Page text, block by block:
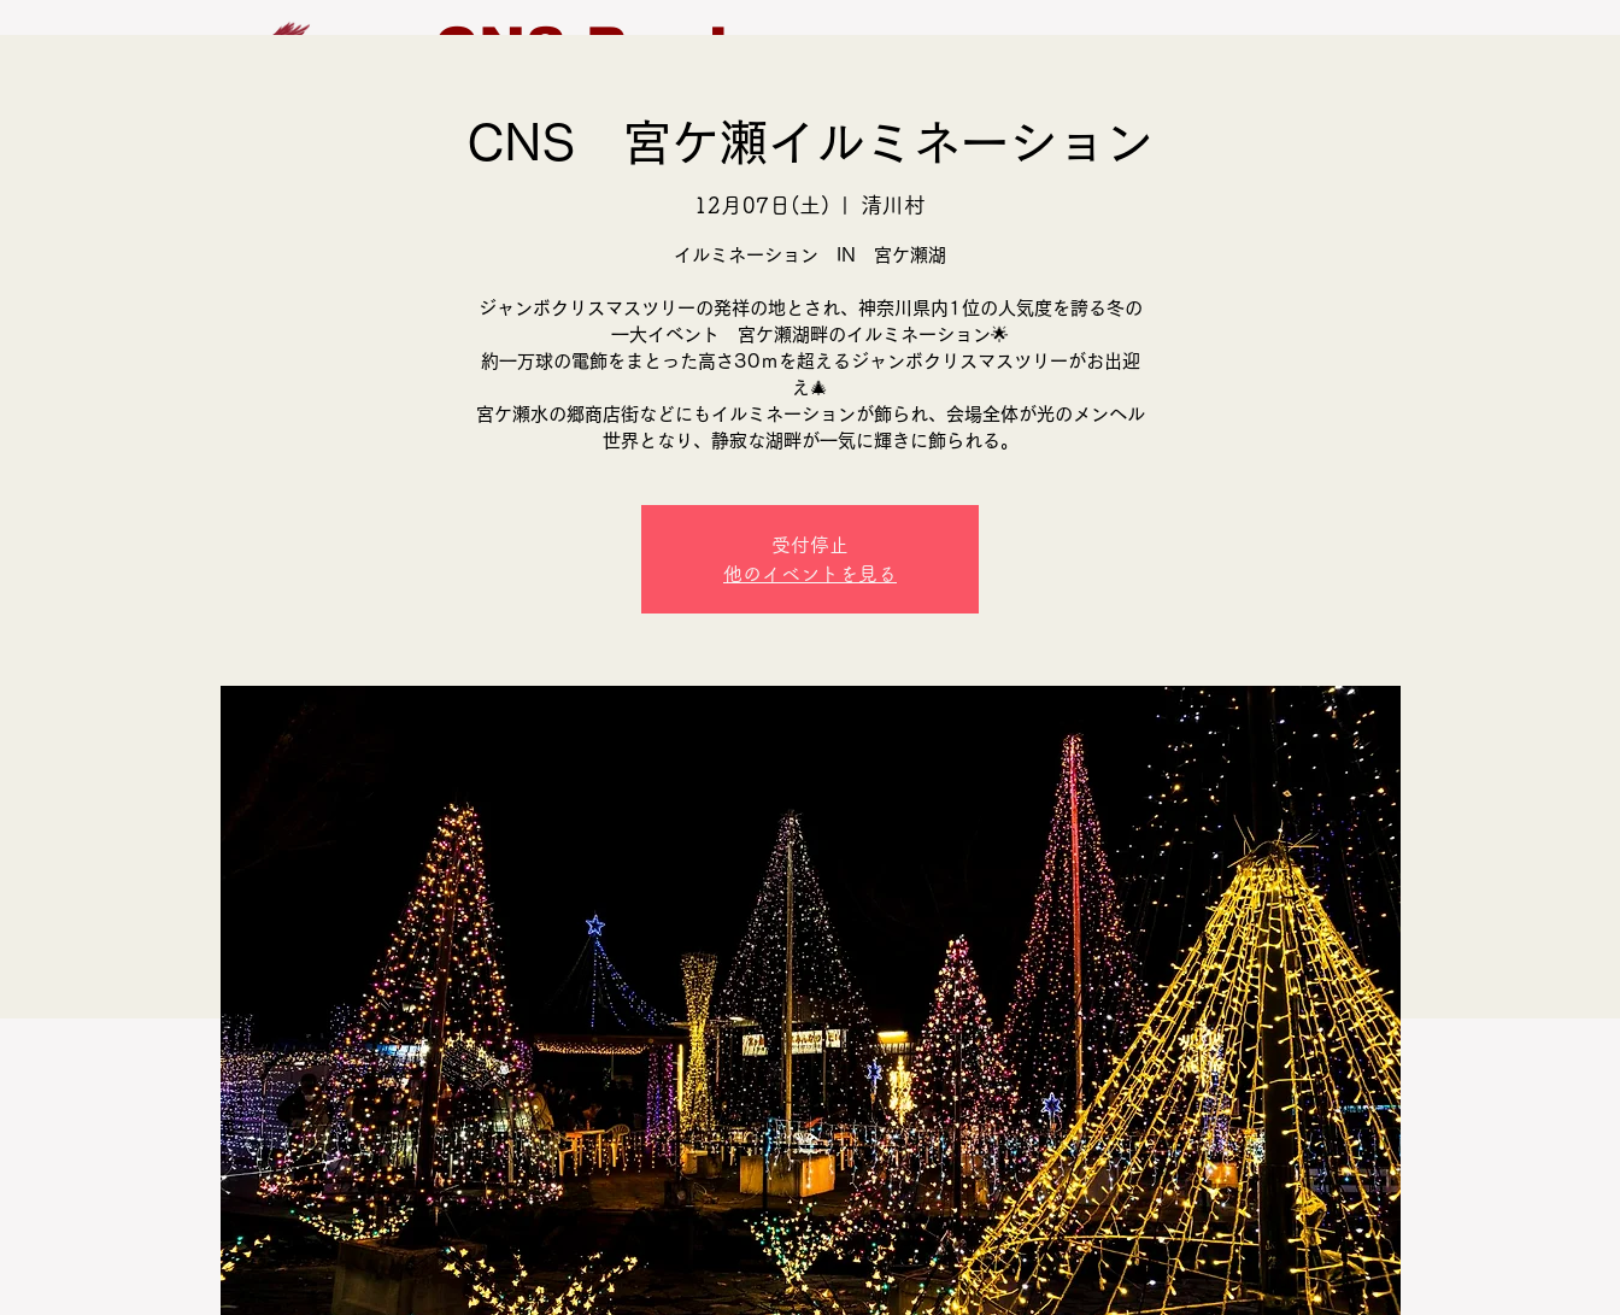
CNS Produce
EVENT モデル募集 支援活動 BLOG
CNS 宮ケ瀬イルミネーション
12月07日(土) 清川村
イルミネーション IN 宮ケ瀬湖
ジャンボクリスマスツリーの発祥の地とされ、神奈川県内1位の人気度を誇る冬の
一大イベント 宮ケ瀬湖畔のイルミネーション🌟
約一万球の電飾をまとった高さ30ｍを超えるジャンボクリスマスツリーがお出迎
え🎄
宮ケ瀬水の郷商店街などにもイルミネーションが飾られ、会場全体が光のメンヘル
世界となり、静寂な湖畔が一気に輝きに飾られる。
受付停止
他のイベントを見る